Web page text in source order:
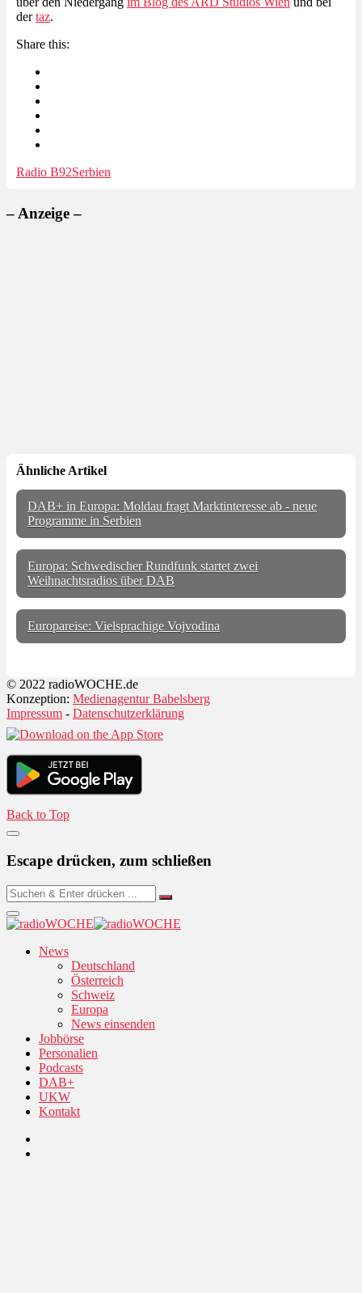
dertaz.
Share this:
Radio B92Serbien
– Anzeige –
Ähnliche Artikel
DAB+ in Europa: Moldau fragt Marktinteresse ab - neue
Programme in Serbien
Europa: Schwedischer Rundfunk startet zwei
Weihnachtsradios über DAB
Europareise: Vielsprachige Vojvodina
© 2022 radioWOCHE.de
Konzeption: Medienagentur Babelsberg
Impressum - Datenschutzerklärung
Back to Top
Escape drücken, zum schließen
News
Deutschland
Österreich
Schweiz
Europa
News einsenden
Jobbörse
Personalien
Podcasts
DAB+
UKW
Kontakt